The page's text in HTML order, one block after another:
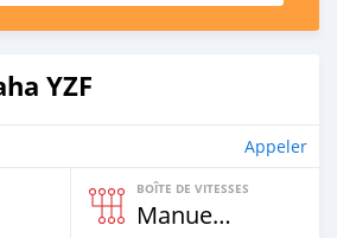
YZF
Appeler
BOÎTE DE VITESSES
Manuelle